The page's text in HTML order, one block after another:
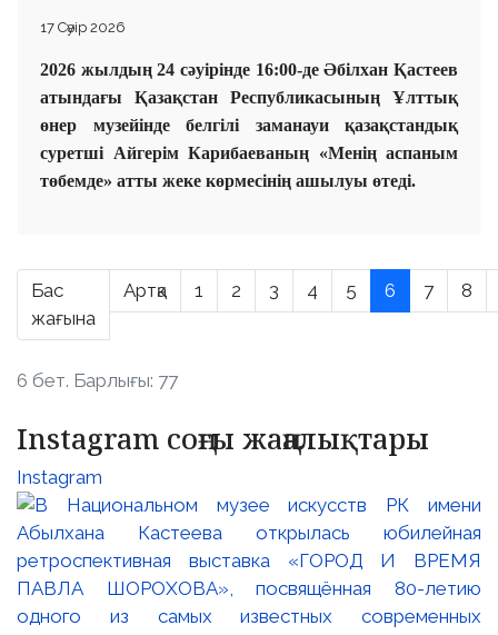
17 Сәуір 2026
2026 жылдың 24 сәуірінде 16:00-де Әбілхан Қастеев
атындағы Қазақстан Республикасының Ұлттық
өнер музейінде белгілі заманауи қазақстандық
суретші Айгерім Карибаеваның «Менің аспаным
төбемде» атты жеке көрмесінің ашылуы өтеді.
Бас
жағына
Артқа 1 2 3 4 5 6 7 8
6 бет. Барлығы: 77
Instagram соңғы жаңалықтары
Instagram